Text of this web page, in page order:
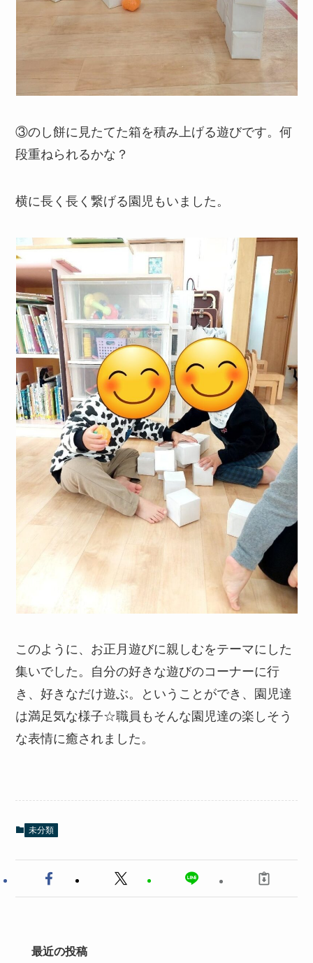
③のし餅に見たてた箱を積み上げる遊びです。何
段重ねられるかな？
横に長く長く繋げる園児もいました。
このように、お正月遊びに親しむをテーマにした
集いでした。自分の好きな遊びのコーナーに行
き、好きなだけ遊ぶ。ということができ、園児達
は満足気な様子☆職員もそんな園児達の楽しそう
な表情に癒されました。
未分類
最近の投稿